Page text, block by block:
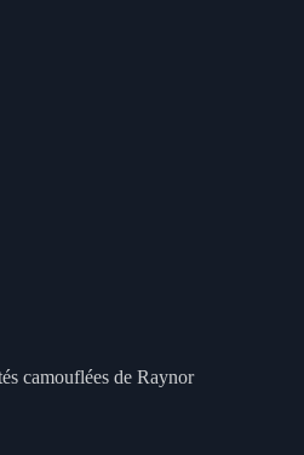
camouflées de Raynor